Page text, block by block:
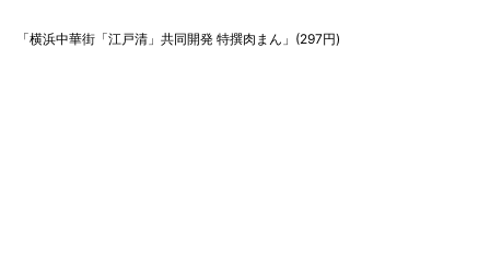
「横浜中華街「江戸清」共同開発 特撰肉まん」(297円)